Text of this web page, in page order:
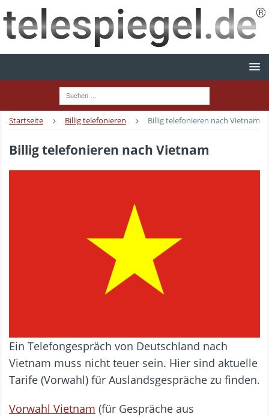
Startseite Billig telefonieren Billig telefonieren nach Vietnam
Billig telefonieren nach Vietnam
Ein Telefongespräch von Deutschland nach
Vietnam muss nicht teuer sein. Hier sind aktuelle
Tarife (Vorwahl) für Auslandsgespräche zu finden.
Vorwahl Vietnam (für Gespräche aus